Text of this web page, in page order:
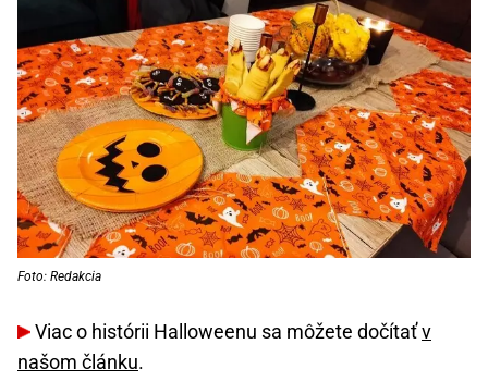
Foto: Redakcia
Viac o histórii Halloweenu sa môžete dočítaťv
našom článku.